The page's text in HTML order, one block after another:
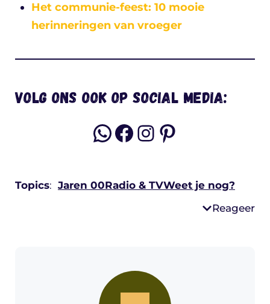
Het communie-feest: 10 mooie
herinneringen van vroeger
Volg ons ook op social media:
WhatsApp
Facebook
Instagram
Pinterest
Topics: Jaren 00Radio & TVWeet je nog?
Reageer